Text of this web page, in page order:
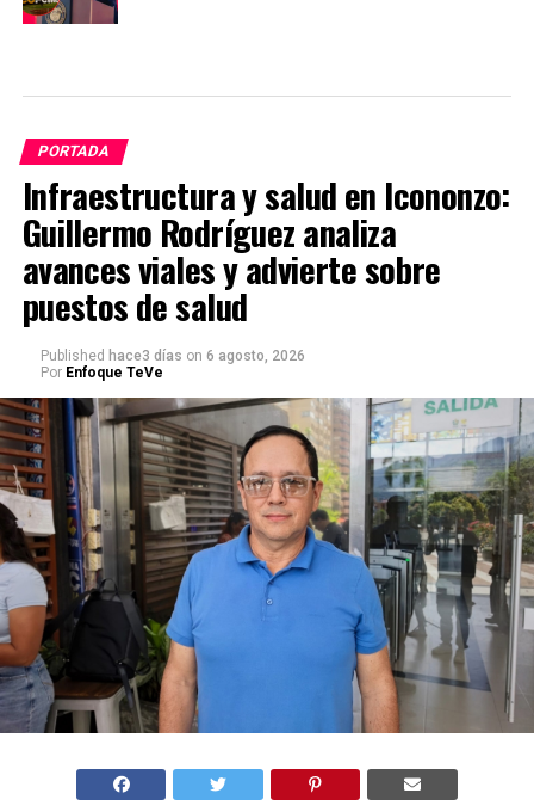
PORTADA
Infraestructura y salud en Icononzo:
Guillermo Rodríguez analiza
avances viales y advierte sobre
puestos de salud
Published hace3 días on 6 agosto, 2026
Por Enfoque TeVe